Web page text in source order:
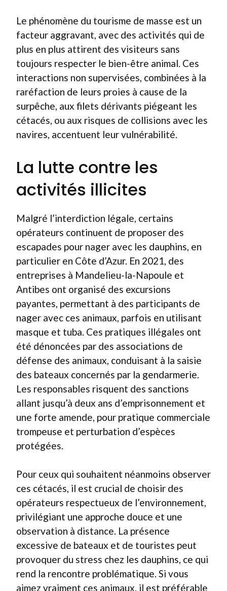
Le phénomène du tourisme de masse est un
facteur aggravant, avec des activités qui de
plus en plus attirent des visiteurs sans
toujours respecter le bien-être animal. Ces
interactions non supervisées, combinées à la
raréfaction de leurs proies à cause de la
surpêche, aux filets dérivants piégeant les
cétacés, ou aux risques de collisions avec les
navires, accentuent leur vulnérabilité.
La lutte contre les
activités illicites
Malgré l’interdiction légale, certains
opérateurs continuent de proposer des
escapades pour nager avec les dauphins, en
particulier en Côte d’Azur. En 2021, des
entreprises à Mandelieu-la-Napoule et
Antibes ont organisé des excursions
payantes, permettant à des participants de
nager avec ces animaux, parfois en utilisant
masque et tuba. Ces pratiques illégales ont
été dénoncées par des associations de
défense des animaux, conduisant à la saisie
des bateaux concernés par la gendarmerie.
Les responsables risquent des sanctions
allant jusqu’à deux ans d’emprisonnement et
une forte amende, pour pratique commerciale
trompeuse et perturbation d’espèces
protégées.
Pour ceux qui souhaitent néanmoins observer
ces cétacés, il est crucial de choisir des
opérateurs respectueux de l’environnement,
privilégiant une approche douce et une
observation à distance. La présence
excessive de bateaux et de touristes peut
provoquer du stress chez les dauphins, ce qui
rend la rencontre problématique. Si vous
aimez vraiment ces animaux, il est préférable